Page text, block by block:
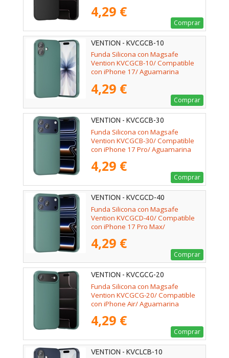
4,29 €
Comprar
VENTION - KVCGCB-10
Funda Silicona con Magsafe
Vention KVCGCB-10/ Compatible
con iPhone 17/ Aguamarina
4,29 €
Comprar
VENTION - KVCGCB-30
Funda Silicona con Magsafe
Vention KVCGCB-30/ Compatible
con iPhone 17 Pro/ Aguamarina
4,29 €
Comprar
VENTION - KVCGCD-40
Funda Silicona con Magsafe
Vention KVCGCD-40/ Compatible
con iPhone 17 Pro Max/
4,29 €
Comprar
VENTION - KVCGCG-20
Funda Silicona con Magsafe
Vention KVCGCG-20/ Compatible
con iPhone Air/ Aguamarina
4,29 €
Comprar
VENTION - KVCLCB-10